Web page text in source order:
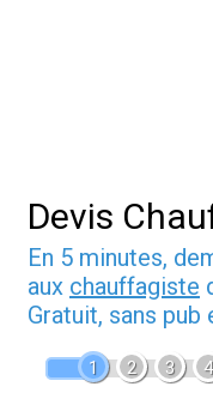
Devis
En 5 minutes,
aux chauffagiste
Gratuit, sans pub
1 2 3 4